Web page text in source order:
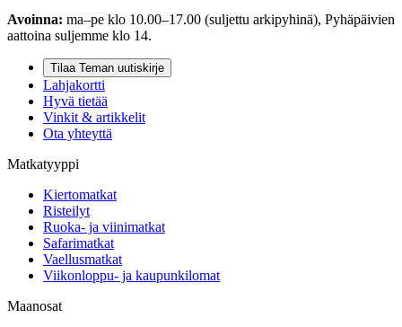
Avoinna: ma–pe klo 10.00–17.00 (suljettu arkipyhinä), Pyhäpäivien
aattoina suljemme klo 14.
Tilaa Teman uutiskirje
Lahjakortti
Hyvä tietää
Vinkit & artikkelit
Ota yhteyttä
Matkatyyppi
Kiertomatkat
Risteilyt
Ruoka- ja viinimatkat
Safarimatkat
Vaellusmatkat
Viikonloppu- ja kaupunkilomat
Maanosat